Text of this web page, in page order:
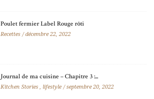
Poulet fermier Label Rouge rôti
Recettes décembre 22, 2022
Journal de ma cuisine – Chapitre 3 :...
Kitchen Stories ,lifestyle septembre 20, 2022